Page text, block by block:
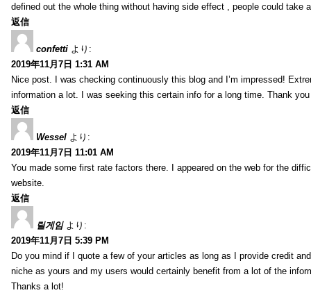
defined out the whole thing without having side effect , people could take
返信
confetti より:
2019年11月7日 1:31 AM
Nice post. I was checking continuously this blog and I’m impressed!
information a lot. I was seeking this certain info for a long time. Thank
返信
Wessel より:
2019年11月7日 11:01 AM
You made some first rate factors there. I appeared on the web for the
website.
返信
릴게임 より:
2019年11月7日 5:39 PM
Do you mind if I quote a few of your articles as long as I provide credit
niche as yours and my users would certainly benefit from a lot of the
Thanks a lot!